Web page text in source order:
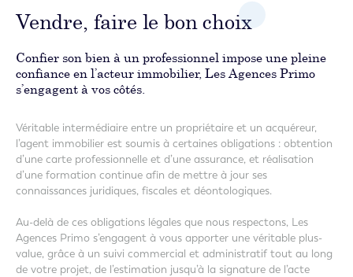
Vendre, faire le bon choix
Confier son bien à un professionnel impose une pleine
confiance en l’acteur immobilier, Les Agences Primo
s’engagent à vos côtés.
Véritable intermédiaire entre un propriétaire et un acquéreur,
l’agent immobilier est soumis à certaines obligations : obtention
d’une carte professionnelle et d’une assurance, et réalisation
d’une formation continue afin de mettre à jour ses
connaissances juridiques, fiscales et déontologiques.
Au-delà de ces obligations légales que nous respectons, Les
Agences Primo s’engagent à vous apporter une véritable plus-
value, grâce à un suivi commercial et administratif tout au long
de votre projet, de l’estimation jusqu’à la signature de l’acte